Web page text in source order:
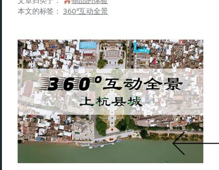
本文的标签： 360°互动全景